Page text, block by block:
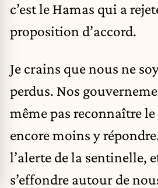
c’est le Hamas qui a
proposition d’accord.
Je crains que nous ne
perdus. Nos
même pas reconnaître
encore moins y
l’alerte de la sentinelle,
s’effondre autour de